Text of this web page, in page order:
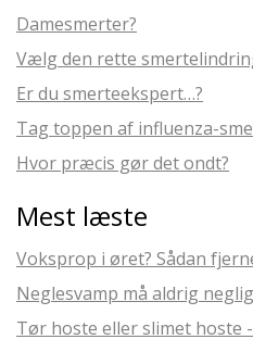
Damesmerter?
Vælg den rette
Er du smerteekspert…?
Tag toppen af influenza-
Hvor præcis gør det ondt?
Mest læste
Voksprop i øret? Sådan
Neglesvamp må aldrig
Tør hoste eller slimet hoste